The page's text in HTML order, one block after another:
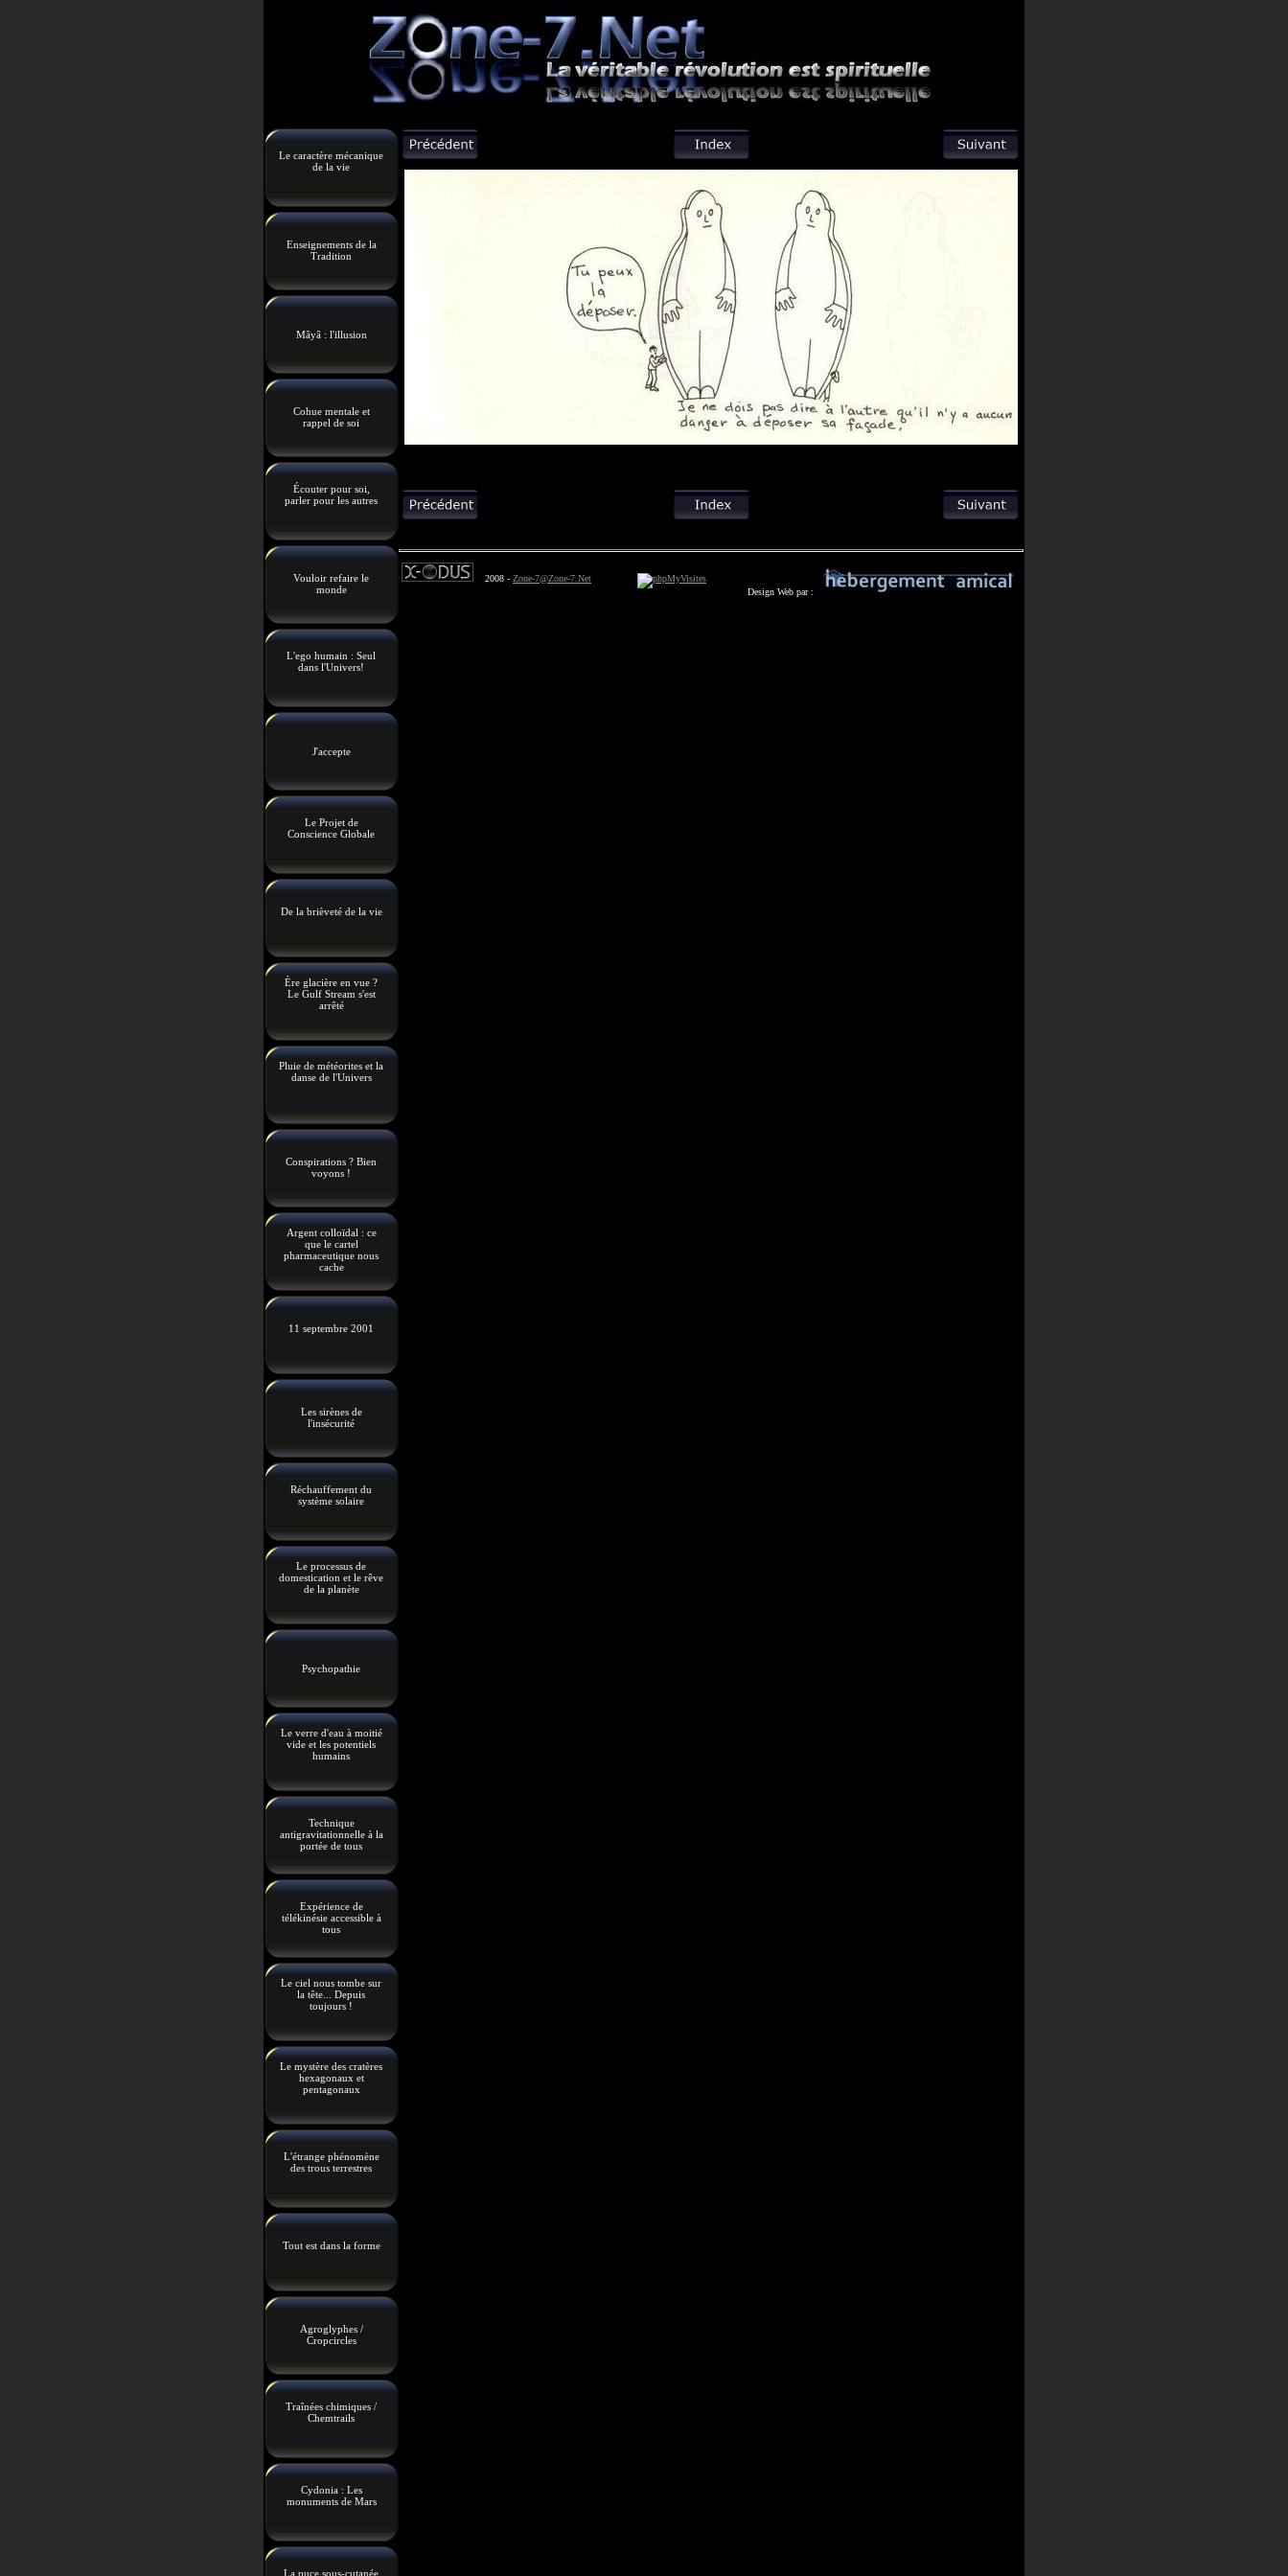
Le caractère mécanique
de la vie
Enseignements de la
Tradition
Mâyâ : l'illusion
Cohue mentale et
rappel de soi
Écouter pour soi,
parler pour les autres
Vouloir refaire le
monde
L'ego humain : Seul
dans l'Univers!
J'accepte
Le Projet de
Conscience Globale
De la brièveté de la vie
Ère glacière en vue ?
Le Gulf Stream s'est
arrêté
Pluie de météorites et la
danse de l'Univers
Conspirations ? Bien
voyons !
Argent colloïdal : ce
que le cartel
pharmaceutique nous
cache
11 septembre 2001
Les sirènes de
l'insécurité
Réchauffement du
système solaire
Le processus de
domestication et le rêve
de la planète
Psychopathie
Le verre d'eau à moitié
vide et les potentiels
humains
Technique
antigravitationnelle à la
portée de tous
Expérience de
télékinésie accessible à
tous
Le ciel nous tombe sur
la tête... Depuis
toujours !
Le mystère des cratères
hexagonaux et
pentagonaux
L'étrange phénomène
des trous terrestres
Tout est dans la forme
Agroglyphes /
Cropcircles
Traînées chimiques /
Chemtrails
Cydonia : Les
monuments de Mars
La puce sous-cutanée
2008 - Zone-7@Zone-7.Net
Design Web par :